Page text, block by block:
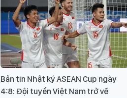
Bản tin Nhật ký ASEAN Cup ngày
4:8: Đội tuyển Việt Nam trở về